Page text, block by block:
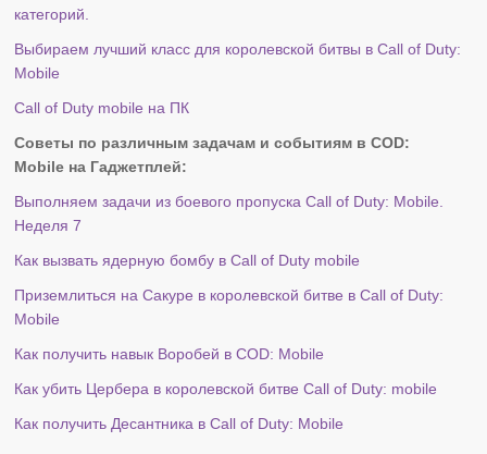
категорий.
Выбираем лучший класс для королевской битвы в Call of Duty:
Mobile
Call of Duty mobile на ПК
Советы по различным задачам и событиям в COD:
Mobile на Гаджетплей:
Выполняем задачи из боевого пропуска Call of Duty: Mobile.
Неделя 7
Как вызвать ядерную бомбу в Call of Duty mobile
Приземлиться на Сакуре в королевской битве в Call of Duty:
Mobile
Как получить навык Воробей в COD: Mobile
Как убить Цербера в королевской битве Call of Duty: mobile
Как получить Десантника в Call of Duty: Mobile